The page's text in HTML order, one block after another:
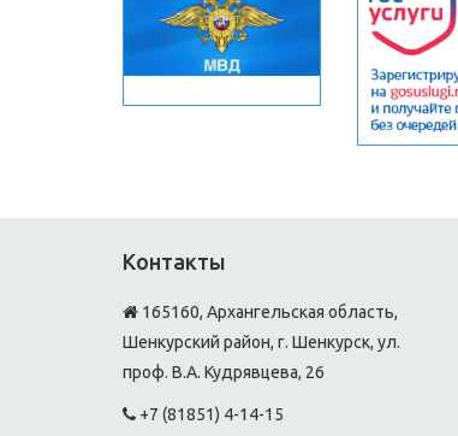
Контакты
165160, Архангельская область,
Шенкурский район, г. Шенкурск, ул.
проф. В.А. Кудрявцева, 26
+7 (81851) 4-14-15